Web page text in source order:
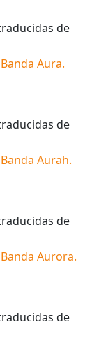
de
Banda Aura.
de
Banda Aurah.
de
Banda Aurora.
de